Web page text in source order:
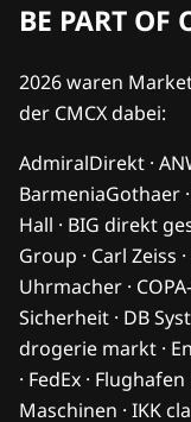
BE PART
2026 waren
der CMCX dabei:
AdmiralDirekt ·
BarmeniaGothaer
Hall · BIG direkt
Group · Carl Zeiss
Uhrmacher ·
Sicherheit · DB
drogerie markt ·
· FedEx ·
Maschinen · IKK